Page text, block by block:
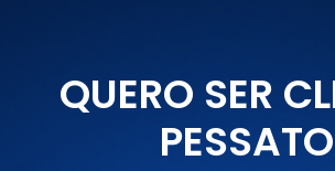
QUERO SER
PESSATO